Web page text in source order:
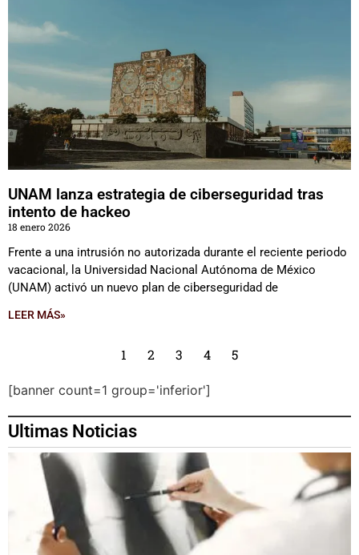
UNAM lanza estrategia de ciberseguridad tras
intento de hackeo
18 enero 2026
Frente a una intrusión no autorizada durante el reciente periodo
vacacional, la Universidad Nacional Autónoma de México
(UNAM) activó un nuevo plan de ciberseguridad de
LEER MÁS»
1 2 3 4 5
[banner count=1 group='inferior']
Ultimas Noticias